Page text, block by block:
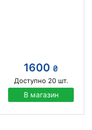
1600 ₴
Доступно 20шт.
В магазин